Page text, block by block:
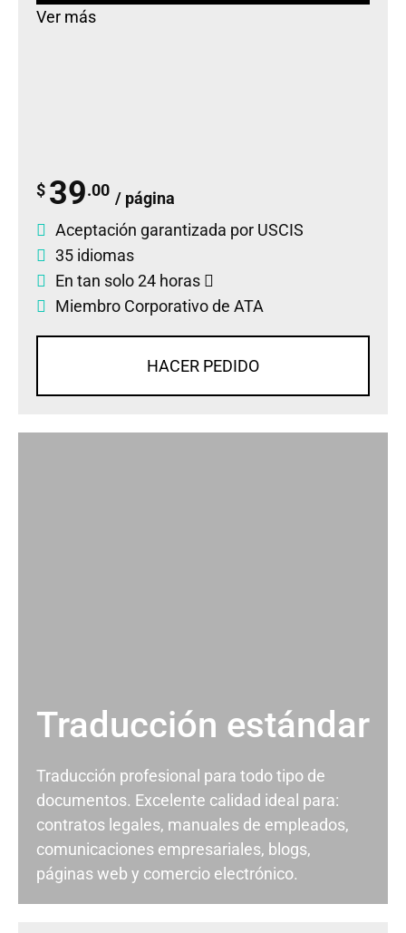
Ver más
$ 39.00 / página
Aceptación garantizada por USCIS
35 idiomas
En tan solo 24 horas
Miembro Corporativo de ATA
HACER PEDIDO
Traducción estándar
Traducción profesional para todo tipo de
documentos. Excelente calidad ideal para:
contratos legales, manuales de empleados,
comunicaciones empresariales, blogs,
páginas web y comercio electrónico.